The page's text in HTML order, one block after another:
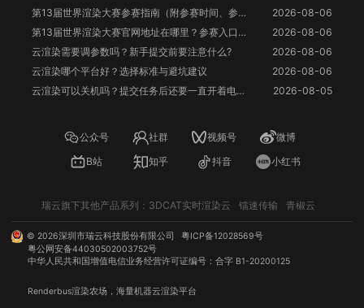
第13届世界渲染大赛参赛指南（附参赛时间、参赛要求、赛事奖励等）
2026-08-06
第13届世界渲染大赛官网地址在哪里？参赛入口与信息整理
2026-08-06
云渲染需要调参数吗？新手提交前要注意什么?
2026-08-06
云渲染哪个平台好？选择标准与避坑建议
2026-08-06
云渲染可以关机吗？提交任务后还要一直开着电脑吗？
2026-08-05
公众号 社群 视频号
微博
B站
知乎 抖音 小红书
瑞云旗下其他产品系列： 3DCAT实时渲染云 镭速传输 青椒云
© 2026深圳市瑞云科技股份有限公司
粤ICP备12028569号
粤公网安备44030502003752号
中华人民共和国增值电信业务经营许可证编号：合字 B1-20200125
Renderbus渲染农场 ，海量机器云渲染平台